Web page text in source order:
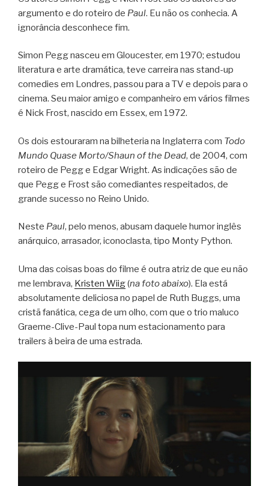
argumento e do roteiro de Paul. Eu não os conhecia. A
ignorância desconhece fim.
Simon Pegg nasceu em Gloucester, em 1970; estudou
literatura e arte dramática, teve carreira nas stand-up
comedies em Londres, passou para a TV e depois para o
cinema. Seu maior amigo e companheiro em vários filmes
é Nick Frost, nascido em Essex, em 1972.
Os dois estouraram na bilheteria na Inglaterra com Todo
Mundo Quase Morto/Shaun of the Dead, de 2004, com
roteiro de Pegg e Edgar Wright. As indicações são de
que Pegg e Frost são comediantes respeitados, de
grande sucesso no Reino Unido.
Neste Paul, pelo menos, abusam daquele humor inglês
anárquico, arrasador, iconoclasta, tipo Monty Python.
Uma das coisas boas do filme é outra atriz de que eu não
me lembrava, Kristen Wiig(na foto abaixo). Ela está
absolutamente deliciosa no papel de Ruth Buggs, uma
cristã fanática, cega de um olho, com que o trio maluco
Graeme-Clive-Paul topa num estacionamento para
trailers à beira de uma estrada.